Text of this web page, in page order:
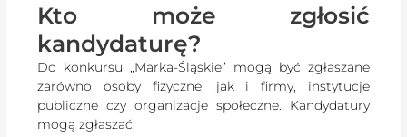
Kto może zgłosić
kandydaturę?
Do konkursu „Marka-Śląskie” mogą być zgłaszane
zarówno osoby fizyczne, jak i firmy, instytucje
publiczne czy organizacje społeczne. Kandydatury
mogą zgłaszać: